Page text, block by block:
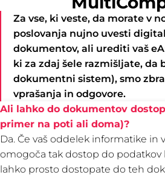
Za vse, ki veste, da morate v
poslovanja nujno uvesti
dokumentov, ali urediti vaš
ki za zdaj šele razmišljate, da
dokumentni sistem), smo
vprašanja in odgovore.
Ali lahko do dokumentov
primer na poti ali doma)?
Da. Če vaš oddelek informatike in
omogoča tak dostop do podatkov
lahko prosto dostopate do teh